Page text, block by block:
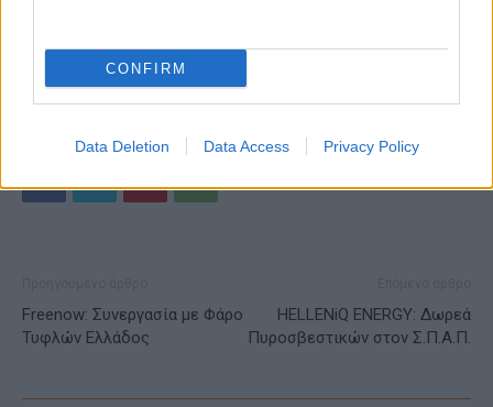
CONFIRM
Data Deletion Data Access Privacy Policy
ΕΤΙΚΕΤΕΣ Gov.gr Gov.gr Wallet
Freenow: Συνεργασία με Φάρο
Τυφλών Ελλάδος
HELLENiQ ENERGY: Δωρεά
Πυροσβεστικών στον Σ.Π.Α.Π.